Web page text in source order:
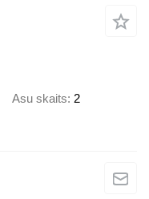
Asu skaits 2